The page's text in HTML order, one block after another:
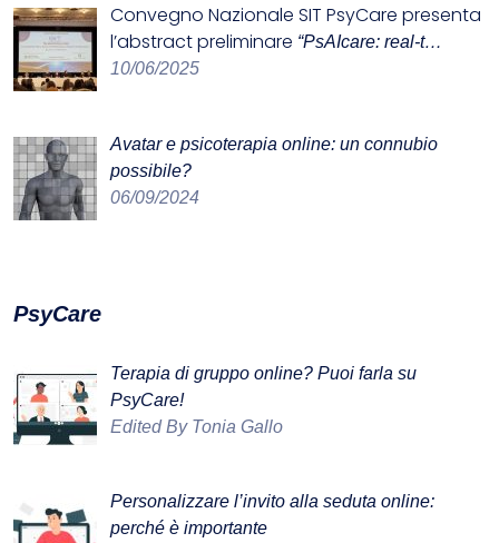
Convegno Nazionale SIT PsyCare presenta
l’abstract preliminare “PsAIcare: real-t…
10/06/2025
Avatar e psicoterapia online: un connubio
possibile?
06/09/2024
PsyCare
Terapia di gruppo online? Puoi farla su
PsyCare!
Edited By Tonia Gallo
Personalizzare l’invito alla seduta online:
perché è importante